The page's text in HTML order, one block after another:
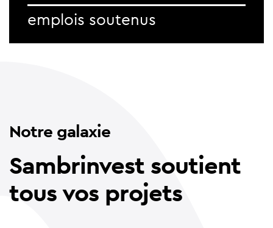
emplois soutenus
Notre galaxie
Sambrinvest soutient
tous vos projets